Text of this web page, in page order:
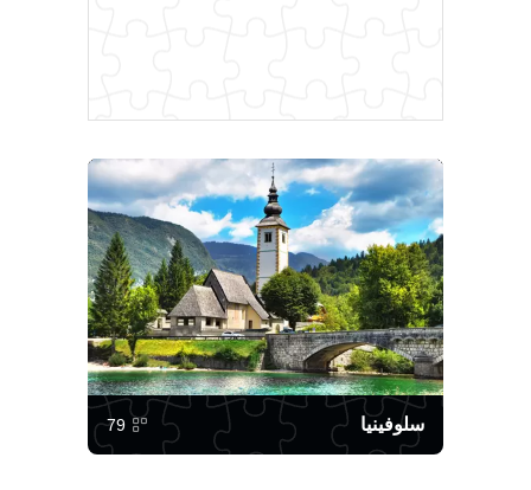
سلوفينيا 79